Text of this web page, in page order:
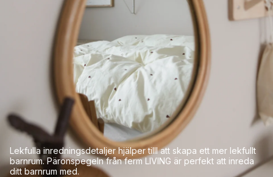
Lekfulla inredningsdetaljer hjälper tilll att skapa ett mer lekfullt
barnrum. Päronspegeln från ferm LIVING är perfekt att inreda
ditt barnrum med.